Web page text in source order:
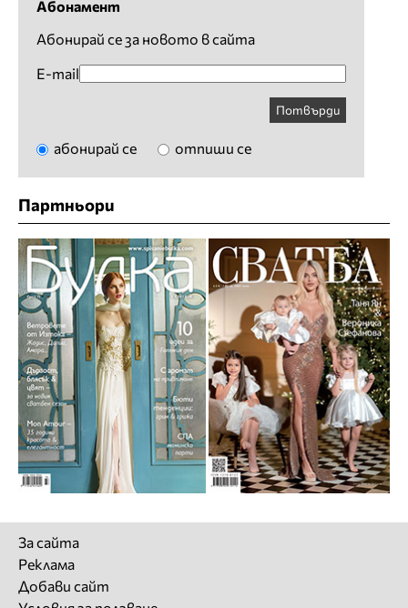
Абонамент
Абонирай се за новото в сайта
E-mail
Потвърди
абонирай се отпиши се
Партньори
За сайта
Реклама
Добави сайт